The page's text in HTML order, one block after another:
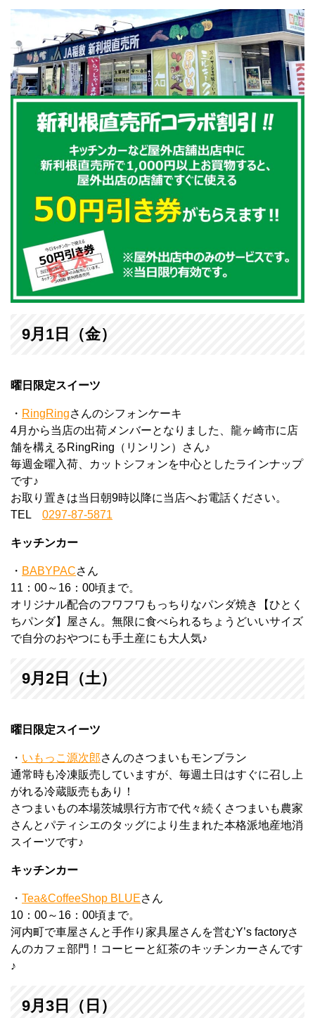
9月1日（金）
曜日限定スイーツ
・ RingRingさんのシフォンケーキ
4月から当店の出荷メンバーとなりました、龍ヶ崎市に店
舗を構えるRingRing（リンリン）さん♪
毎週金曜入荷、カットシフォンを中心としたラインナップ
です♪
お取り置きは当日朝9時以降に当店へお電話ください。
TEL 0297-87-5871
キッチンカー
・ BABYPACさん
11：00～16：00頃まで。
オリジナル配合のフワフワもっちりなパンダ焼き【ひとく
ちパンダ】屋さん。無限に食べられるちょうどいいサイズ
で自分のおやつにも手土産にも大人気♪
9月2日（土）
曜日限定スイーツ
・ いもっこ源次郎さんのさつまいもモンブラン
通常時も冷凍販売していますが、毎週土日はすぐに召し上
がれる冷蔵販売もあり！
さつまいもの本場茨城県行方市で代々続くさつまいも農家
さんとパティシエのタッグにより生まれた本格派地産地消
スイーツです♪
キッチンカー
・ Tea&CoffeeShop BLUEさん
10：00～16：00頃まで。
河内町で車屋さんと手作り家具屋さんを営むY’s factoryさ
んのカフェ部門！コーヒーと紅茶のキッチンカーさんです
♪
9月3日（日）